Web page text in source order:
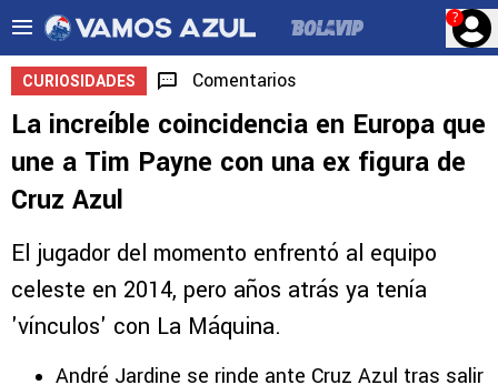
?
CURIOSIDADES Comentarios
La increíble coincidencia en Europa que
une a Tim Payne con una ex figura de
Cruz Azul
El jugador del momento enfrentó al equipo
celeste en 2014, pero años atrás ya tenía
'vínculos' con La Máquina.
André Jardine se rinde ante Cruz Azul tras salir